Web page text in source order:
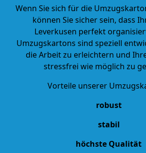
Wenn Sie sich für die
können Sie sicher sein, dass
Leverkusen perfekt
Umzugskartons sind speziell
die Arbeit zu erleichtern und
stressfrei wie möglich zu
Vorteile unserer
robust
stabil
höchste Qualität